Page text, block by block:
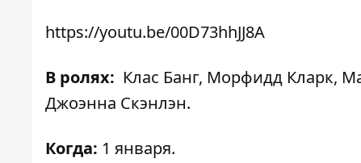
https://youtu.be/00D73hhJJ8A
В ролях: Клас Банг, Морфидд Кларк,
Джоэнна Скэнлэн.
Когда: 1 января.